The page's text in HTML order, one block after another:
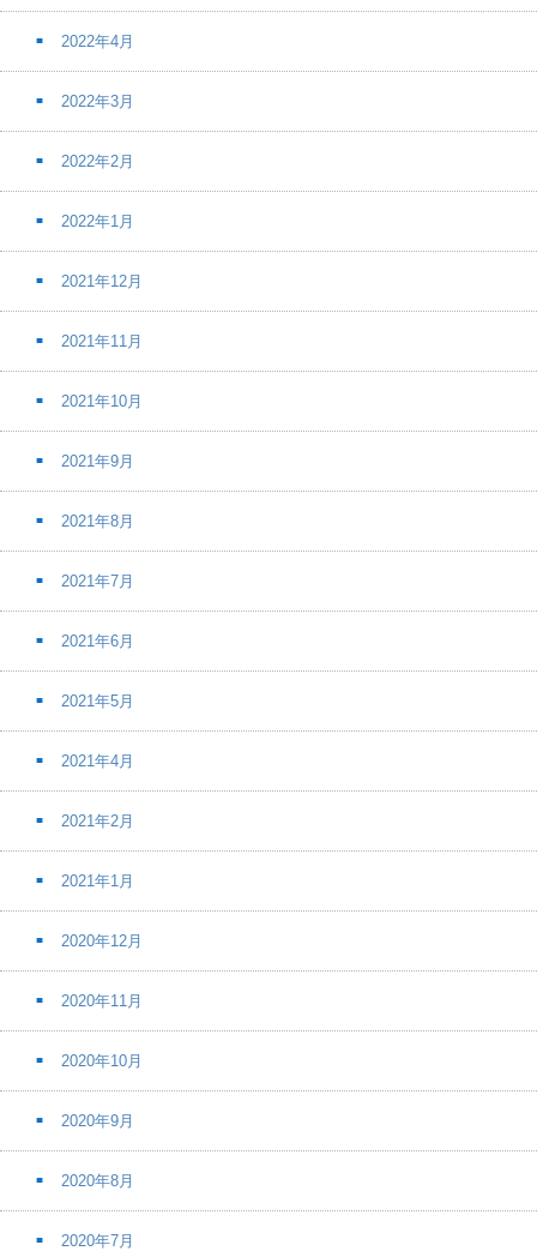
2022年4月
2022年3月
2022年2月
2022年1月
2021年12月
2021年11月
2021年10月
2021年9月
2021年8月
2021年7月
2021年6月
2021年5月
2021年4月
2021年2月
2021年1月
2020年12月
2020年11月
2020年10月
2020年9月
2020年8月
2020年7月